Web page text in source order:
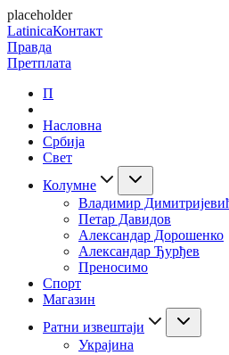
placeholder
LatinicaКонтакт
Правда
Претплата
П
Насловна
Србија
Свет
Колумне
Владимир
Петар Давидов
Александар Дорошенко
Александар Ђурђев
Преносимо
Спорт
Магазин
Ратни извештаји
Украјина